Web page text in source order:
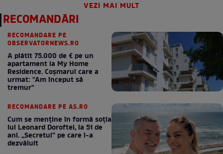
VEZI MAI MULT
RECOMANDĂRI
RECOMANDARE PE
OBSERVATORNEWS.RO
A plătit 75.000 de € pe un
apartament la My Home
Residence. Coşmarul care a
urmat: "Am început să
tremur"
RECOMANDARE PE AS.RO
Cum se menţine în formă soţia
lui Leonard Doroftei, la 51 de
ani. „Secretul” pe care l-a
dezvăluit